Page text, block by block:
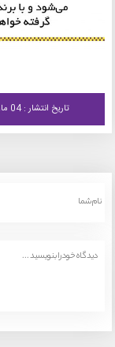
تاریخ انتشار : 04 مارس 21